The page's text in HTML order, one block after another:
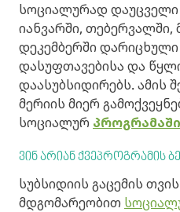
სოციალურად დაუცველი
იანვარში, თებერვალში,
დეკემბერში
დასუფთავებისა და
დაასუბსიდირებს. ამის
მერიის მიერ
სოციალურ
ვინ არიან ქვეპროგრამის
სუბსიდიის გაცემის
მდგომარეობით